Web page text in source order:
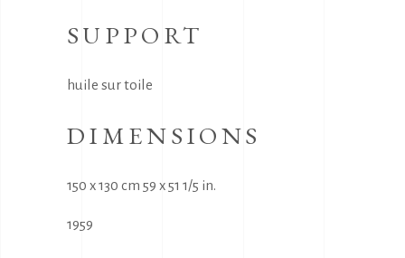
SUPPORT
huile sur toile
DIMENSIONS
150 x 130 cm 59 x 51 1/5 in.
1959